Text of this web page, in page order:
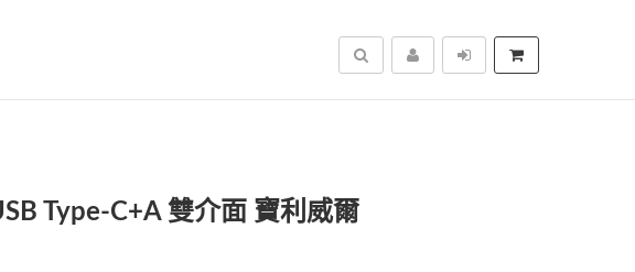
搜尋
Type-C+A 雙介面 寶利威爾